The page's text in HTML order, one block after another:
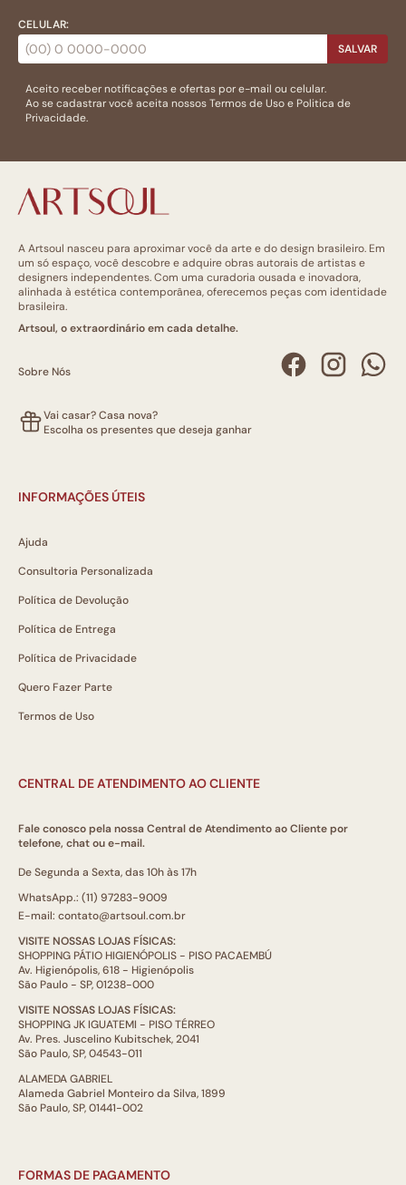
CELULAR:
SALVAR
Aceito receber notificações e ofertas por e-mail ou celular.
Ao se cadastrar você aceita nossosTermos de Usoe Politica de
Privacidade.
A Artsoul nasceu para aproximar você da arte e do design brasileiro. Em
um só espaço, você descobre e adquire obras autorais de artistas e
designers independentes. Com uma curadoria ousada e inovadora,
alinhada à estética contemporânea, oferecemos peças com identidade
brasileira.
Artsoul, o extraordinário em cada detalhe.
Sobre Nós
Vai casar? Casa nova?
Escolha os presentes que deseja ganhar
INFORMAÇÕES ÚTEIS
Ajuda
Consultoria Personalizada
Política de Devolução
Política de Entrega
Política de Privacidade
Quero Fazer Parte
Termos de Uso
CENTRAL DE ATENDIMENTO AO CLIENTE
Fale conosco pela nossa Central de Atendimento ao Cliente por
telefone, chat ou e-mail.
De Segunda a Sexta, das 10h às 17h
WhatsApp.: (11) 97283-9009
E-mail: contato@artsoul.com.br
VISITE NOSSAS LOJAS FÍSICAS:
SHOPPING PÁTIO HIGIENÓPOLIS - PISO PACAEMBÚ
Av. Higienópolis, 618 - Higienópolis
São Paulo - SP, 01238-000
VISITE NOSSAS LOJAS FÍSICAS:
SHOPPING JK IGUATEMI - PISO TÉRREO
Av. Pres. Juscelino Kubitschek, 2041
São Paulo, SP, 04543-011
ALAMEDA GABRIEL
Alameda Gabriel Monteiro da Silva, 1899
São Paulo, SP, 01441-002
FORMAS DE PAGAMENTO